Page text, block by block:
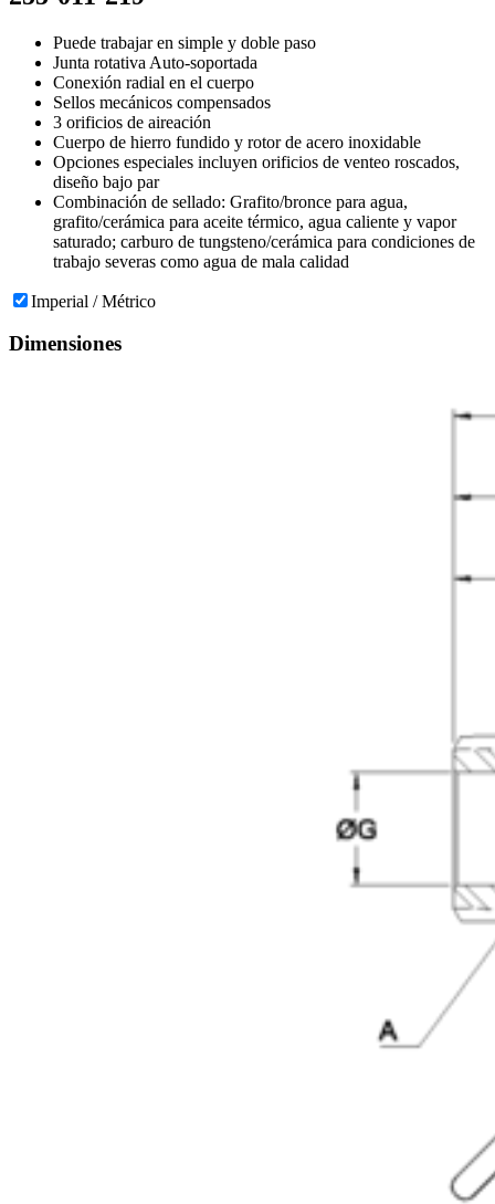
Puede trabajar en simple y doble paso
Junta rotativa Auto-soportada
Conexión radial en el cuerpo
Sellos mecánicos compensados
3 orificios de aireación
Cuerpo de hierro fundido y rotor de acero inoxidable
Opciones especiales incluyen orificios de venteo roscados,
diseño bajo par
Combinación de sellado: Grafito/bronce para agua,
grafito/cerámica para aceite térmico, agua caliente y vapor
saturado; carburo de tungsteno/cerámica para condiciones de
trabajo severas como agua de mala calidad
Imperial / Métrico
Dimensiones